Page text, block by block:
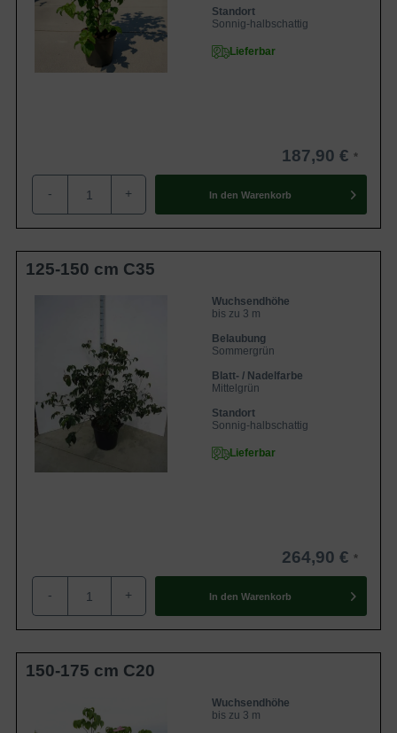
Standort
Sonnig-halbschattig
Lieferbar
187,90 €
- + In den Warenkorb
125-150 cm C35
Wuchsendhöhe
bis zu 3 m
Belaubung
Sommergrün
Blatt- / Nadelfarbe
Mittelgrün
Standort
Sonnig-halbschattig
Lieferbar
264,90 €
- + In den Warenkorb
150-175 cm C20
Wuchsendhöhe
bis zu 3 m